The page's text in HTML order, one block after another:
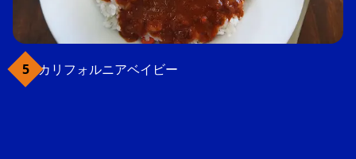
カリフォルニアベイビー